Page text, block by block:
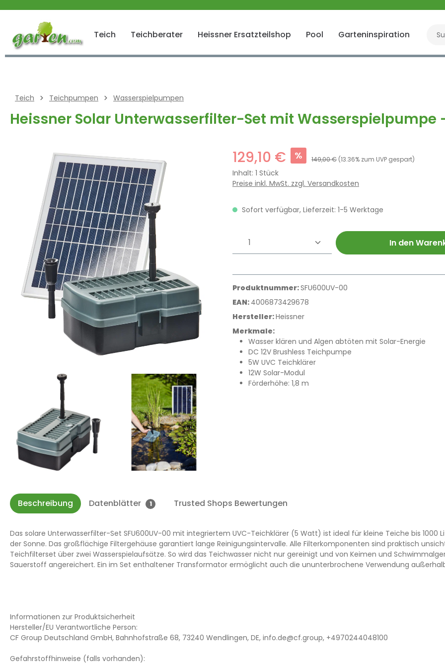
Zur Hauptnavigation springen
Teich Teichberater Heissner Ersatzteilshop Pool Garteninspiration
Teich Teichpumpen Wasserspielpumpen
Heissner Solar Unterwasserfilter-Set mit Wasserspielpumpe
Bildergalerie überspringen 129,10 € % 149,00 € (13.36% zum UVP gespart)
Inhalt: 1 Stück
Preise inkl. MwSt. zzgl. Versandkosten
Sofort verfügbar, Lieferzeit: 1-5 Werktage
Produkt Anzahl: Gib den In den
Produktnummer:SFU600UV-00
EAN: 4006873429678
Hersteller:Heissner
Merkmale:
Wasser klären und Algen abtöten mit Solar-Energie
DC 12V Brushless Teichpumpe
5W UVC Teichklärer
12W Solar-Modul
Förderhöhe: 1,8 m
Beschreibung Datenblätter 1 Trusted Shops Bewertungen
Das solare Unterwasserfilter-Set SFU600UV-00 mit integriertem UVC-Teichklärer (5 Watt) ist ideal für kleine Teiche bis 1000
der Sonne. Das großflächige Filtergehäuse garantiert lange Reinigungsintervalle. Alle Filterkomponenten sind praktisch
Teichfilterset über zwei Wasserspielaufsätze. So wird das Teichwasser nicht nur gereinigt und von Keimen und
Sauerstoff angereichert. Ein im Set enthaltener Transformator ermöglicht auch die ununterbrochene Verwendung
Informationen zur Produktsicherheit
Hersteller/EU Verantwortliche Person:
CF Group Deutschland GmbH, Bahnhofstraße 68, 73240 Wendlingen, DE, info.de@cf.group, +4970244048100
Gefahrstoffhinweise (falls vorhanden):